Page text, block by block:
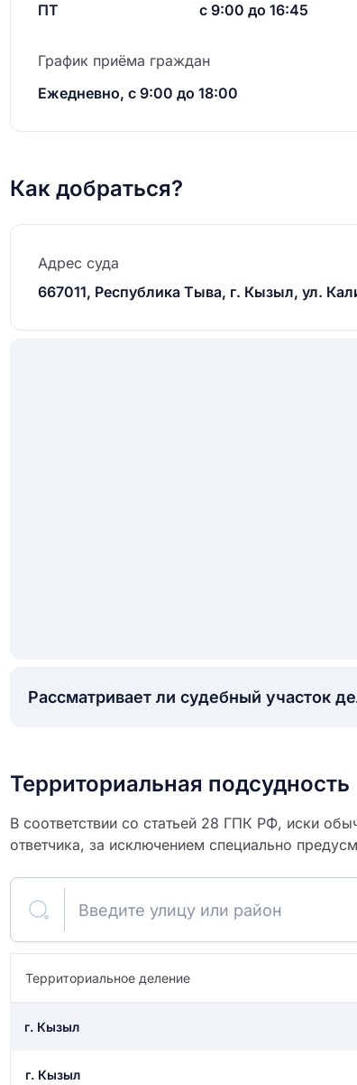
ПТ
с 9:00 до 16:45
График приёма граждан
Ежедневно, с 9:00 до 18:00
Как добраться?
Адрес суда
667011, Республика Тыва, г. Кызыл, ул.
Рассматривает ли судебный участок
Территориальная подсудность
В соответствии со статьей 28 ГПК РФ, иски
ответчика, за исключением специально
Введите улицу или район
Территориальное деление
г. Кызыл
г. Кызыл
Как вы